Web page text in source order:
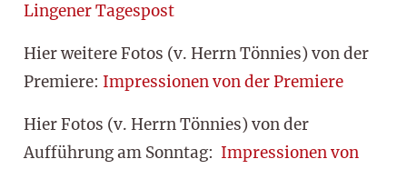
Lingener Tagespost
Hier weitere Fotos (v. Herrn Tönnies) von der
Premiere: Impressionen von der Premiere
Hier Fotos (v. Herrn Tönnies) von der
Aufführung am Sonntag: Impressionen von